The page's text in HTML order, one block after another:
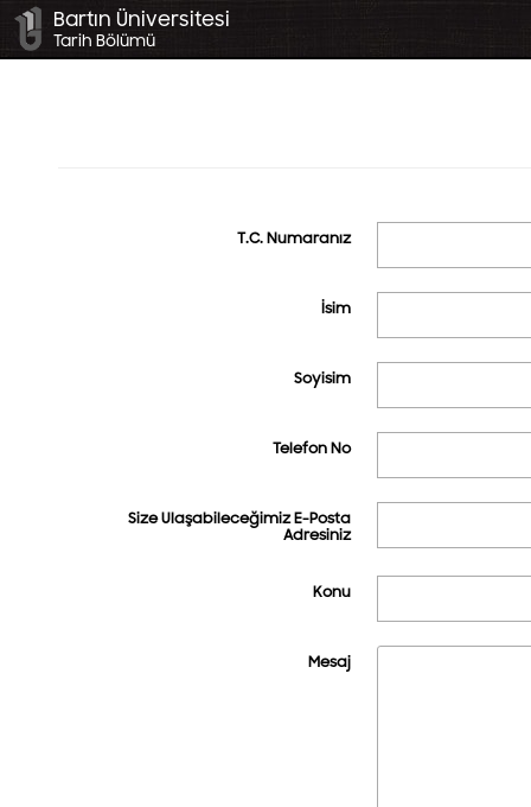
Bartın Üniversitesi
Tarih Bölümü
T.C. Numaranız
İsim
Soyisim
Telefon No
Size Ulaşabileceğimiz E-Posta
Adresiniz
Konu
Mesaj